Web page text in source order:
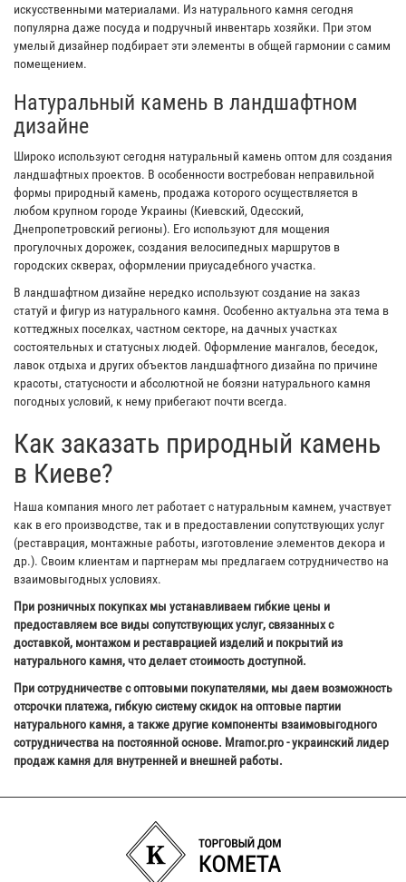
искусственными материалами. Из натурального камня сегодня
популярна даже посуда и подручный инвентарь хозяйки. При этом
умелый дизайнер подбирает эти элементы в общей гармонии с самим
помещением.
Натуральный камень в ландшафтном
дизайне
Широко используют сегодня натуральный камень оптом для создания
ландшафтных проектов. В особенности востребован неправильной
формы природный камень, продажа которого осуществляется в
любом крупном городе Украины (Киевский, Одесский,
Днепропетровский регионы). Его используют для мощения
прогулочных дорожек, создания велосипедных маршрутов в
городских скверах, оформлении приусадебного участка.
В ландшафтном дизайне нередко используют создание на заказ
статуй и фигур из натурального камня. Особенно актуальна эта тема в
коттеджных поселках, частном секторе, на дачных участках
состоятельных и статусных людей. Оформление мангалов, беседок,
лавок отдыха и других объектов ландшафтного дизайна по причине
красоты, статусности и абсолютной не боязни натурального камня
погодных условий, к нему прибегают почти всегда.
Как заказать природный камень
в Киеве?
Наша компания много лет работает с натуральным камнем, участвует
как в его производстве, так и в предоставлении сопутствующих услуг
(реставрация, монтажные работы, изготовление элементов декора и
др.). Своим клиентам и партнерам мы предлагаем сотрудничество на
взаимовыгодных условиях.
При розничных покупках мы устанавливаем гибкие цены и
предоставляем все виды сопутствующих услуг, связанных с
доставкой, монтажом и реставрацией изделий и покрытий из
натурального камня, что делает стоимость доступной.
При сотрудничестве с оптовыми покупателями, мы даем возможность
отсрочки платежа, гибкую систему скидок на оптовые партии
натурального камня, а также другие компоненты взаимовыгодного
сотрудничества на постоянной основе. Mramor.pro - украинский лидер
продаж камня для внутренней и внешней работы.